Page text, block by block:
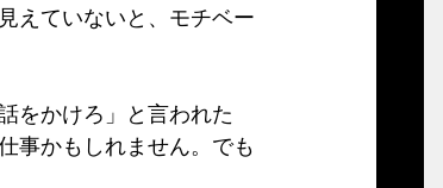
えていないと、モチベー
をかけろ」と言われた
事かもしれません。でも